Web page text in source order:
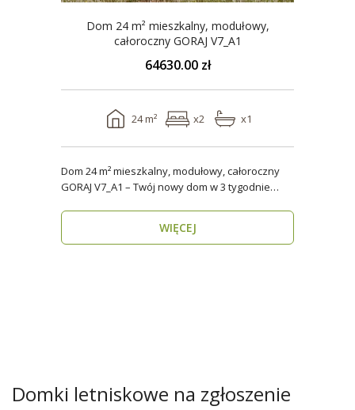
Dom 24 m² mieszkalny, modułowy,
całoroczny GORAJ V7_A1
64630.00 zł
24 m² x2 x1
Dom 24 m² mieszkalny, modułowy, całoroczny
GORAJ V7_A1 – Twój nowy dom w 3 tygodnie
WIĘCEJ
Domki letniskowe na zgłoszenie